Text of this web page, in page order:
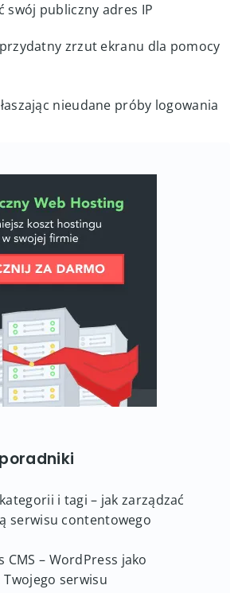
swój publiczny adres IP
przydatny zrzut ekranu dla pomocy
nieudane próby logowania
i tagi – jak zarządzać
serwisu contentowego
CMS – WordPress jako
Twojego serwisu